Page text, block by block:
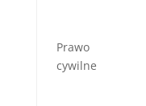
Prawo
cywilne